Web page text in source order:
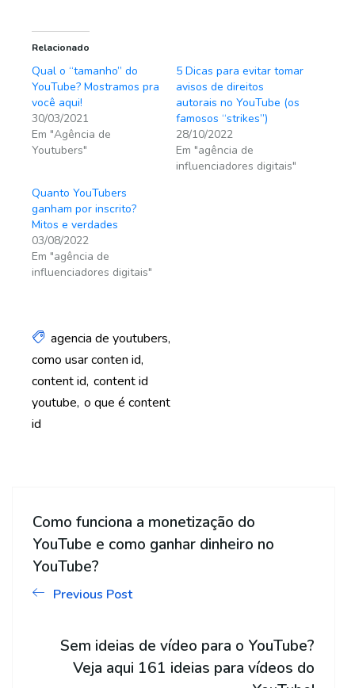
Relacionado
Qual o “tamanho” do
YouTube? Mostramos pra
você aqui!
30/03/2021
Em "Agência de
Youtubers"
5 Dicas para evitar tomar
avisos de direitos
autorais no YouTube (os
famosos “strikes”)
28/10/2022
Em "agência de
influenciadores digitais"
Quanto YouTubers
ganham por inscrito?
Mitos e verdades
03/08/2022
Em "agência de
influenciadores digitais"
agencia de youtubers
como usar conten id
content id content id
youtube o que é content
id
Como funciona a monetização do
YouTube e como ganhar dinheiro no
YouTube?
Previous Post
Sem ideias de vídeo para o YouTube?
Veja aqui 161 ideias para vídeos do